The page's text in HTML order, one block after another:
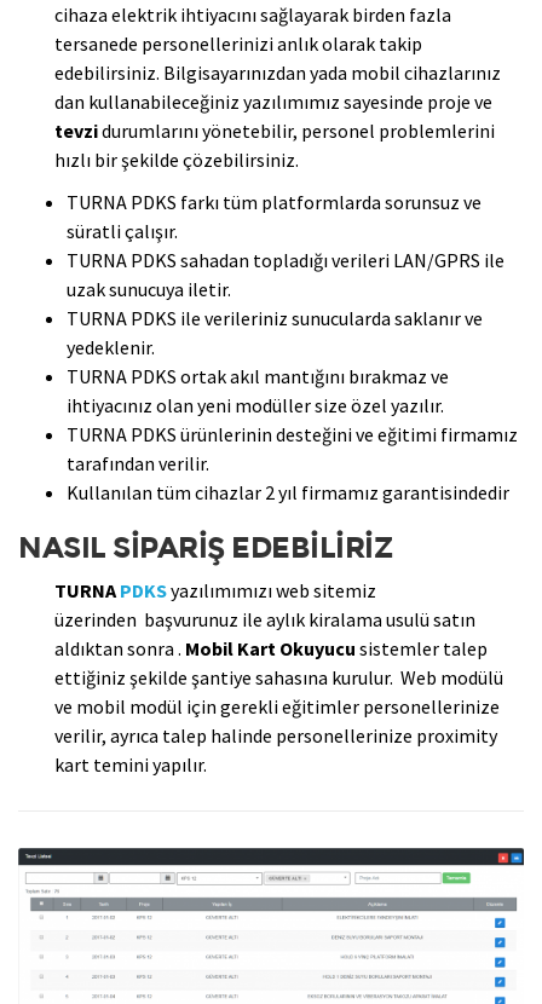
cihaza elektrik ihtiyacını sağlayarak birden fazla
tersanede personellerinizi anlık olarak takip
edebilirsiniz. Bilgisayarınızdan yada mobil cihazlarınız
dan kullanabileceğiniz yazılımımız sayesinde proje ve
tevzidurumlarını yönetebilir, personel problemlerini
hızlı bir şekilde çözebilirsiniz.
TURNA PDKS farkı tüm platformlarda sorunsuz ve
süratli çalışır.
TURNA PDKS sahadan topladığı verileri LAN/GPRS ile
uzak sunucuya iletir.
TURNA PDKS ile verileriniz sunucularda saklanır ve
yedeklenir.
TURNA PDKS ortak akıl mantığını bırakmaz ve
ihtiyacınız olan yeni modüller size özel yazılır.
TURNA PDKS ürünlerinin desteğini ve eğitimi firmamız
tarafından verilir.
Kullanılan tüm cihazlar 2 yıl firmamız garantisindedir
NASIL SİPARİŞ EDEBİLİRİZ
TURNAPDKSyazılımımızı web sitemiz
üzerinden başvurunuz ile aylık kiralama usulü satın
aldıktan sonra . Mobil Kart Okuyucu sistemler talep
ettiğiniz şekilde şantiye sahasına kurulur. Web modülü
ve mobil modül için gerekli eğitimler personellerinize
verilir, ayrıca talep halinde personellerinize proximity
kart temini yapılır.